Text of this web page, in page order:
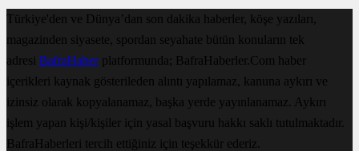
Türkiye'den ve Dünya’dan son dakika haberler, köşe yazıları,
magazinden siyasete, spordan seyahate bütün konuların tek
adresi BafraHaberplatformunda; BafraHaberler.Com haber
içerikleri kaynak gösterileden alıntı yapılamaz, kanuna aykırı ve
izinsiz olarak kopyalanamaz, başka yerde yayınlanamaz. Aykırı
işlem yapan kişi/kişiler için yasal başvuru hakkı saklı tutulmaktadır.
BafraHaberleri tercih ettiğiniz için teşekkür ederiz.